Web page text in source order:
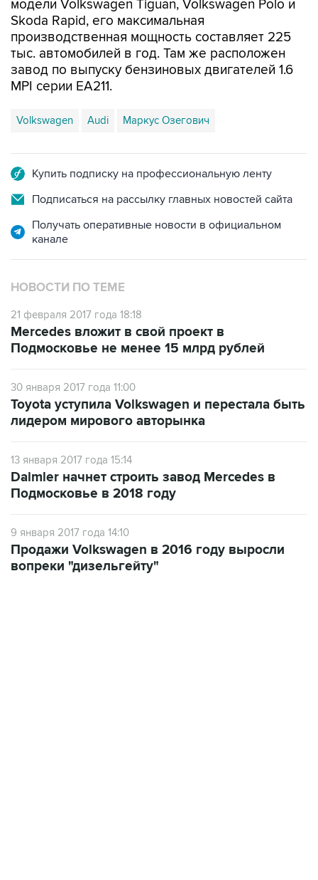
модели Volkswagen Tiguan, Volkswagen Polo и
Skoda Rapid, его максимальная
производственная мощность составляет 225
тыс. автомобилей в год. Там же расположен
завод по выпуску бензиновых двигателей 1.6
MPI серии EA211.
Volkswagen Audi Маркус Озегович
Купить подписку на профессиональную ленту
Подписаться на рассылку главных новостей сайта
Получать оперативные новости в официальном
канале
НОВОСТИ ПО ТЕМЕ
21 февраля 2017 года 18:18
Mercedes вложит в свой проект в
Подмосковье не менее 15 млрд рублей
30 января 2017 года 11:00
Toyota уступила Volkswagen и перестала быть
лидером мирового авторынка
13 января 2017 года 15:14
Daimler начнет строить завод Mercedes в
Подмосковье в 2018 году
9 января 2017 года 14:10
Продажи Volkswagen в 2016 году выросли
вопреки "дизельгейту"